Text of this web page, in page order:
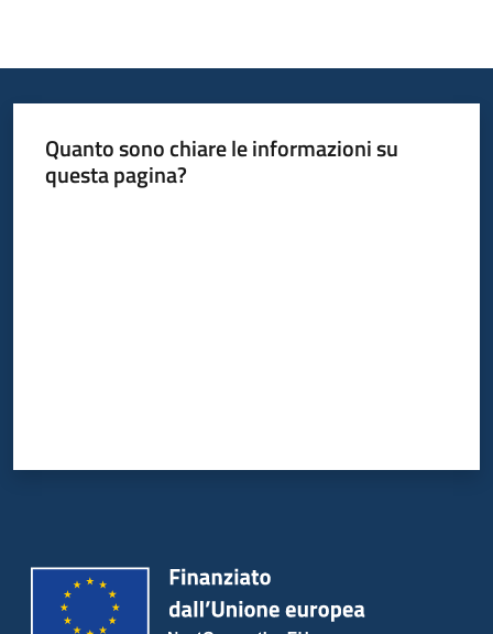
Quanto sono chiare le informazioni su
questa pagina?